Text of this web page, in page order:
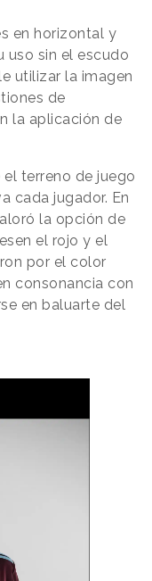
en horizontal y
uso sin el escudo
utilizar la imagen
de
la aplicación de
terreno de juego
cada jugador. En
la opción de
el rojo y el
por el color
consonancia con
en baluarte del